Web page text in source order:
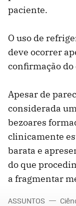
paciente.
O uso de
deve ocorrer
confirmação
Apesar de
considerada
bezoares
clinicamente
barata e
do que
a fragmentar
ASSUNTOS